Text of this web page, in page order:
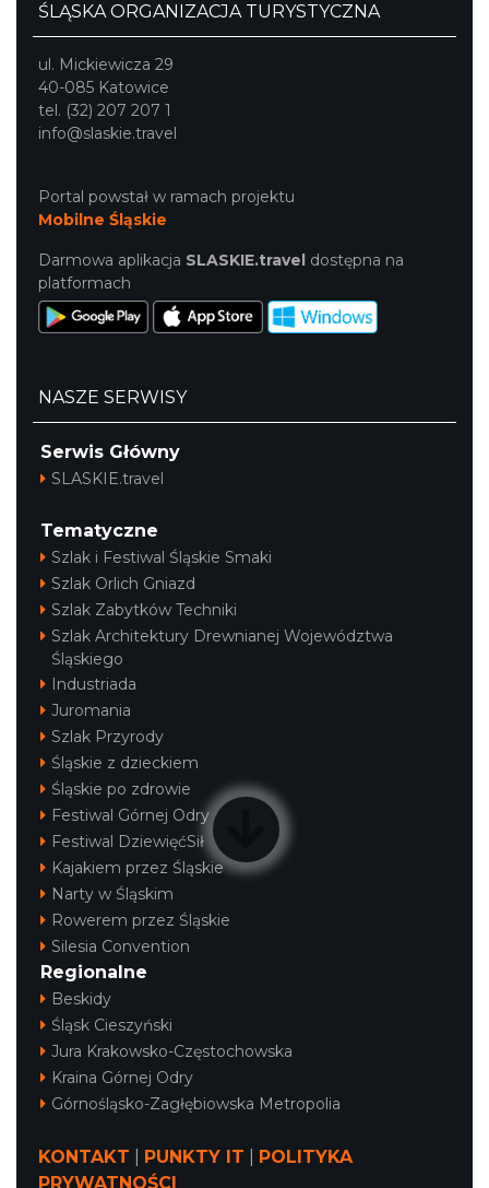
ŚLĄSKA ORGANIZACJA TURYSTYCZNA
ul. Mickiewicza 29
40-085 Katowice
tel. (32) 207 207 1
info@slaskie.travel
Portal powstał w ramach projektu
Mobilne Śląskie
Darmowa aplikacja SLASKIE.travel dostępna na
platformach
NASZE SERWISY
Serwis Główny
SLASKIE.travel
Tematyczne
Szlak i Festiwal Śląskie Smaki
Szlak Orlich Gniazd
Szlak Zabytków Techniki
Szlak Architektury Drewnianej Województwa
Śląskiego
Industriada
Juromania
Szlak Przyrody
Śląskie z dzieckiem
Śląskie po zdrowie
Festiwal Górnej Odry
Festiwal DziewięćSił
Kajakiem przez Śląskie
Narty w Śląskim
Rowerem przez Śląskie
Silesia Convention
Regionalne
Beskidy
Śląsk Cieszyński
Jura Krakowsko-Częstochowska
Kraina Górnej Odry
Górnośląsko-Zagłębiowska Metropolia
KONTAKT PUNKTY IT
POLITYKA
PRYWATNOŚCI